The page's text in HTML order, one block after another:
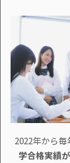
2022年から
学合格実績